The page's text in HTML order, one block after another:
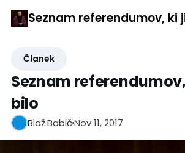
Članek
Seznam
bilo
Blaž BabičNov 11, 2017